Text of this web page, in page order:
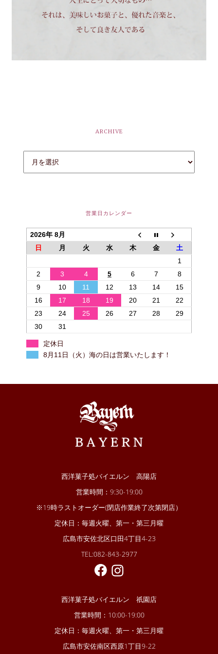
ARCHIVE
営業日カレンダー
2026年 8月
日
月 火 水 木 金
土
1
2
3 4 5 6 7
8
9
10 11 12 13 14
15
16
17 18 19 20 21
22
23
24 25 26 27 28
29
30
31
定休日
8月11日（火）海の日は営業いたします！
西洋菓子処バイエルン 高陽店
営業時間：9:30-19:00
※19時ラストオーダー(閉店作業終了次第閉店）
定休日：毎週火曜、第一・第三月曜
広島市安佐北区口田4丁目4-23
TEL:082-843-2977
西洋菓子処バイエルン 祇園店
営業時間：10:00-19:00
定休日：毎週火曜、第一・第三月曜
広島市安佐南区西原1丁目9-22